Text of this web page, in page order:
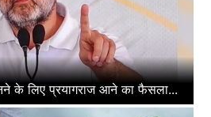
के लिए प्रयागराज आने का फैसला...